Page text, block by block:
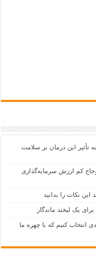
تأثیر این درمان بر سلامت
کم ارزش سرمایه‌گذاری
این نکات را بدانید
یک لبخند ماندگار
کنیم که با چهره ما